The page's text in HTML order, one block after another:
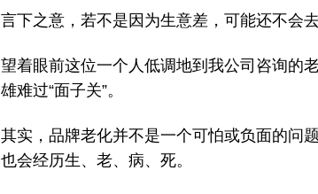
言下之意，若不是因为生意差，可能还不会
望着眼前这位一个人低调地到我公司咨询的
雄难过“面子关”。
其实，品牌老化并不是一个可怕或负面的问
也会经历生、老、病、死。